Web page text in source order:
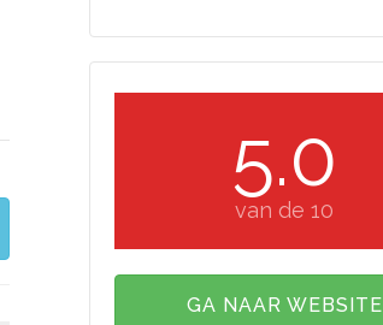
5.0
van de 10
GA NAAR WEBSITE